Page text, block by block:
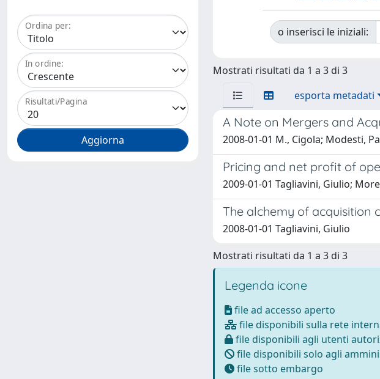
Ordina per:
In ordine:
Risultati/Pagina
o inserisci le iniziali:
Mostrati risultati da 1 a 3 di 3
esporta metadati
A Note on Mergers and
2008-01-01 M., Cigola; Modesti,
Pricing and net profit of
2009-01-01 Tagliavini, Giulio;
The alchemy of acquisition
2008-01-01 Tagliavini, Giulio
Mostrati risultati da 1 a 3 di 3
Legenda icone
file ad accesso aperto
file disponibili sulla rete
file disponibili agli utenti
file disponibili solo agli
file sotto embargo